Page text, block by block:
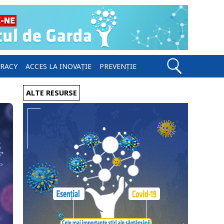
ACCES LA INOVAȚIE PREVENȚIE
ALTE RESURSE